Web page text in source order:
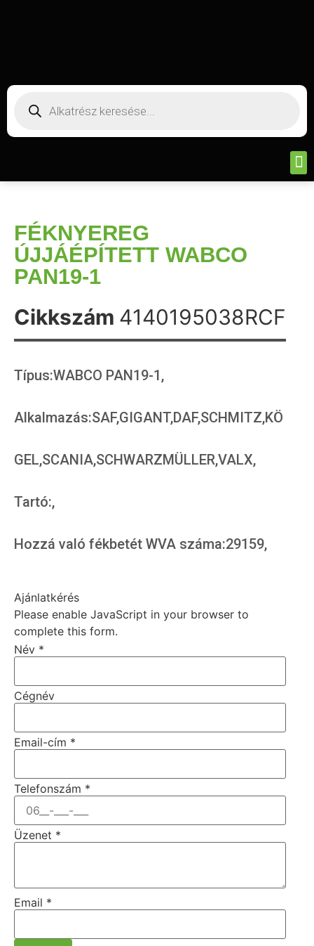
FÉKNYEREG
ÚJJÁÉPÍTETT WABCO
PAN19-1
Cikkszám 4140195038RCF
Típus:WABCO PAN19-1,
Alkalmazás:SAF,GIGANT,DAF,SCHMITZ,KÖ
GEL,SCANIA,SCHWARZMÜLLER,VALX,
Tartó:,
Hozzá való fékbetét WVA száma:29159,
Ajánlatkérés
Please enable JavaScript in your browser to
complete this form.
Név *
Cégnév
Email-cím *
Telefonszám *
Üzenet *
Email *